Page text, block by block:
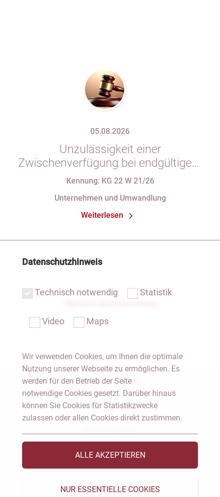
05.08.2026
Unzulässigkeit einer
Zwischenverfügung bei endgültigem
Eintragungshindernis und
einer eGbR im Gesellschaftsregister
Kennung: KG 22 W 21/26
Unternehmen und Umwandlung
Weiterlesen
Notar Dresden
Fachgebiete
Das Notariat
Vorträge & Veröffentlichungen
Videos & Podcast
Datenschutzhinweis
Technisch notwendig Statistik
Video Maps
Wir verwenden Cookies, um Ihnen die optimale
Nutzung unserer Webseite zu ermöglichen. Es
werden für den Betrieb der Seite
notwendige Cookies gesetzt. Darüber hinaus
können Sie Cookies für Statistikzwecke
zulassen oder allen Cookies direkt zustimmen.
ALLE AKZEPTIEREN
NUR ESSENTIELLE COOKIES